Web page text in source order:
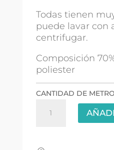
Todas tienen
puede lavar con
centrifugar.
Composición
poliester
CANTIDAD DE
Pesado